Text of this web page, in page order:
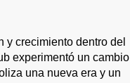
y crecimiento dentro del
experimentó un cambio
una nueva era y un